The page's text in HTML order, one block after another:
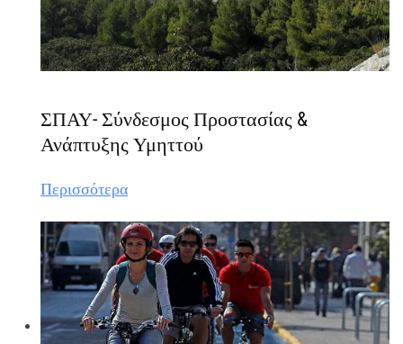
ΣΠΑΥ- Σύνδεσμος Προστασίας &
Ανάπτυξης Υμηττού
Περισσότερα